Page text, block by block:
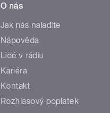
O nás
Jak nás naladíte
Nápověda
Lidé v rádiu
Kariéra
Kontakt
Rozhlasový poplatek